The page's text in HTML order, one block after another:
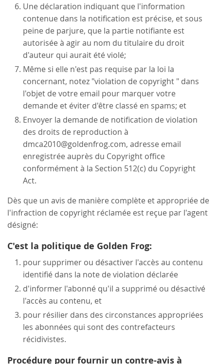
Une déclaration indiquant que l'information
contenue dans la notification est précise, et sous
peine de parjure, que la partie notifiante est
autorisée à agir au nom du titulaire du droit
d'auteur qui aurait été violé;
Même si elle n'est pas requise par la loi la
concernant, notez "violation de copyright " dans
l'objet de votre email pour marquer votre
demande et éviter d'être classé en spams; et
Envoyer la demande de notification de violation
des droits de reproduction à
dmca2010@goldenfrog.com, adresse email
enregistrée auprès du Copyright office
conformément à la Section 512(c) du Copyright
Act.
Dès que un avis de manière complète et appropriée de
l'infraction de copyright réclamée est reçue par l'agent
désigné:
C'est la politique de Golden Frog:
pour supprimer ou désactiver l'accès au contenu
identifié dans la note de violation déclarée
d'informer l'abonné qu'il a supprimé ou désactivé
l'accès au contenu, et
pour résilier dans des circonstances appropriées
les abonnées qui sont des contrefacteurs
récidivistes.
Procédure pour fournir un contre-avis à